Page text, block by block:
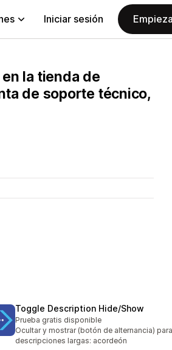
Iniciar sesión
la tienda de
de soporte técnico,
Toggle Description Hide/Show
Prueba gratis disponible
Ocultar y mostrar (botón de alternancia) para
descripciones largas: acordeón